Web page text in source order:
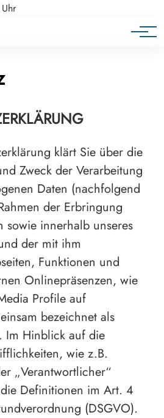
klärt Sie über die
Zweck der Verarbeitung
Daten (nachfolgend
der Erbringung
sowie innerhalb unseres
der mit ihm
Funktionen und
Onlinepräsenzen, wie
Profile auf
bezeichnet als
Im Hinblick auf die
wie z.B.
„Verantwortlicher“
Definitionen im Art. 4
(DSGVO).